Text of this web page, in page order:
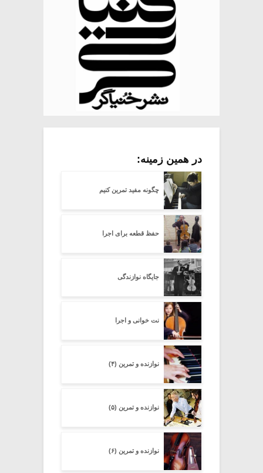
در همین زمینه:
چگونه مفید تمرین کنیم
حفظ قطعه برای اجرا
جایگاه نوازندگی
نت خوانی و اجرا
نوازنده و تمرین (۴)
نوازنده و تمرین (۵)
نوازنده و تمرین (۶)